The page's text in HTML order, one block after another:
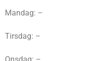
Mandag: –
Tirsdag: –